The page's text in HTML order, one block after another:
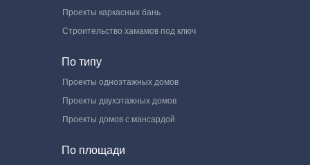
Проекты каркасных бань
Строительство хамамов под ключ
По типу
Проекты одноэтажных домов
Проекты двухэтажных домов
Проекты домов с мансардой
По площади